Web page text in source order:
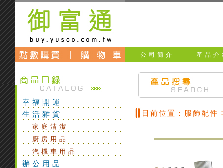
公司簡介 產品介
幸福開運
生活雜貨
家庭清潔
廚房用品
汽機車用品
辦公用品
目前位置：服飾配